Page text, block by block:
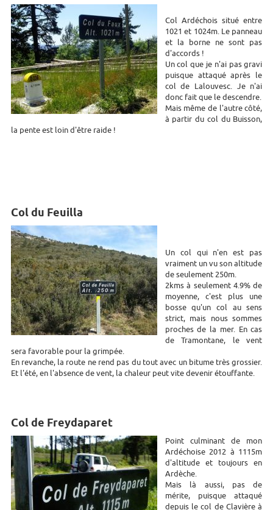
Col Ardéchois situé entre
1021 et 1024m. Le panneau
et la borne ne sont pas
d'accords !
Un col que je n'ai pas gravi
puisque attaqué après le
col de Lalouvesc. Je n'ai
donc fait que le descendre.
Mais même de l'autre côté,
à partir du col du Buisson,
la pente est loin d'être raide !
Col du Feuilla
Un col qui n'en est pas
vraiment un vu son altitude
de seulement 250m.
2kms à seulement 4.9% de
moyenne, c'est plus une
bosse qu'un col au sens
strict, mais nous sommes
proches de la mer. En cas
de Tramontane, le vent
sera favorable pour la grimpée.
En revanche, la route ne rend pas du tout avec un bitume très grossier.
Et l'été, en l'absence de vent, la chaleur peut vite devenir étouffante.
Col de Freydaparet
Point culminant de mon
Ardéchoise 2012 à 1115m
d'altitude et toujours en
Ardèche.
Mais là aussi, pas de
mérite, puisque attaqué
depuis le col de Clavière à